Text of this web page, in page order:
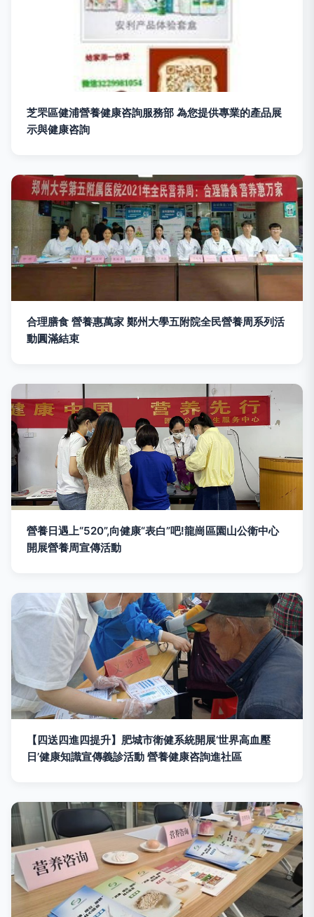
芝罘區健浦營養健康咨詢服務部 為您提供專業的產品展
示與健康咨詢
合理膳食 營養惠萬家 鄭州大學五附院全民營養周系列活
動圓滿結束
營養日遇上“520”,向健康“表白”吧!龍崗區園山公衛中心
開展營養周宣傳活動
【四送四進四提升】肥城市衛健系統開展‘世界高血壓
日’健康知識宣傳義診活動 營養健康咨詢進社區